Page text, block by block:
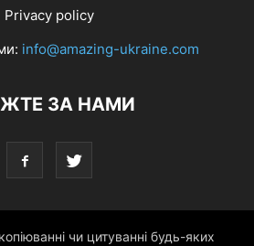
Privacy policy
info@amazing-ukraine.com
ЗА НАМИ
чи цитуванні будь-яких